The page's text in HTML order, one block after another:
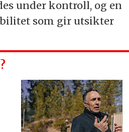
under kontroll, og en
som gir utsikter